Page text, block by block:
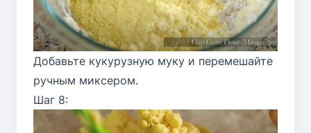
Добавьте кукурузную муку и перемешайте
ручным миксером.
Шаг 8: